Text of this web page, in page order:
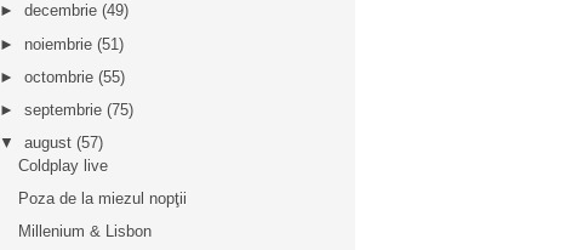
► decembrie (49)
► noiembrie (51)
► octombrie (55)
► septembrie (75)
▼ august (57)
Coldplay live
Poza de la miezul nopţii
Millenium & Lisbon